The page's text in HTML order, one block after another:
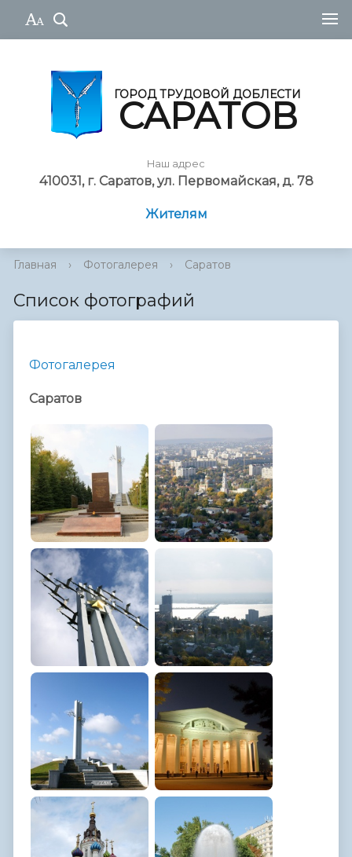
ГОРОД ТРУДОВОЙ ДОБЛЕСТИ
САРАТОВ
Наш адрес
410031, г. Саратов, ул. Первомайская, д. 78
Жителям
Главная › Фотогалерея › Саратов
Список фотографий
Фотогалерея
Саратов